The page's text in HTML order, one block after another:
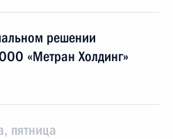
решении
«Метран Холдинг»
пятница